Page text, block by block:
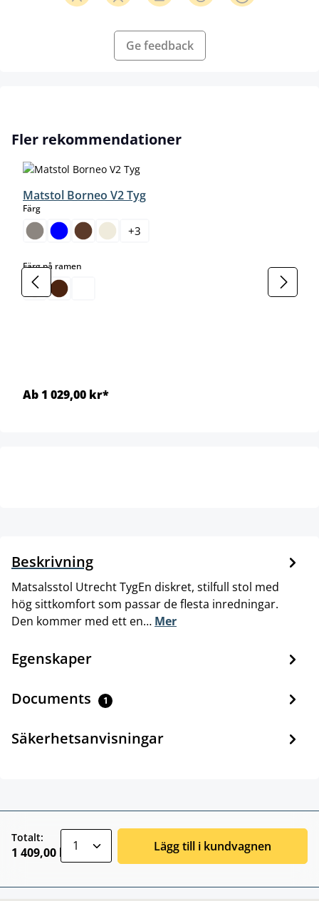
Ge feedback
Hoppa över produktgalleri
Fler rekommendationer
Matstol Borneo V2 Tyg
Färgselect
+3
Färg på ramen
Ab 1 029,00 kr*
Beskrivning
Matsalsstol Utrecht TygEn diskret, stilfull stol med
hög sittkomfort som passar de flesta inredningar.
Den kommer med ett en… Mer
Egenskaper
Documents 1
Säkerhetsanvisningar
Totalt:
1 409,00 kr Lägg till i kundvagnen